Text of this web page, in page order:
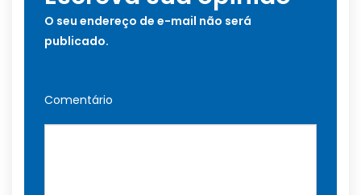
O seu endereço de e-mail não será
publicado.
Comentário